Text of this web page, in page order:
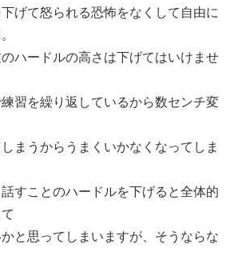
げて怒られる恐怖をなくして自由に
ハードルの高さは下げてはいけませ
習を繰り返しているから数センチ変
まうからうまくいかなくなってしま
すことのハードルを下げると全体的
て
と思ってしまいますが、そうならな